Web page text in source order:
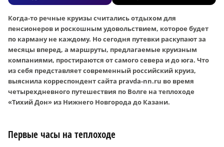
Когда-то речные круизы считались отдыхом для
пенсионеров и роскошным удовольствием, которое будет
по карману не каждому. Но сегодня путевки раскупают за
месяцы вперед, а маршруты, предлагаемые круизным
компаниями, простираются от самого севера и до юга. Что
из себя представляет современный российский круиз,
выяснила корреспондент сайта pravda-nn.ru во время
четырехдневного путешествия по Волге на теплоходе
«Тихий Дон» из Нижнего Новгорода до Казани.
Первые часы на теплоходе